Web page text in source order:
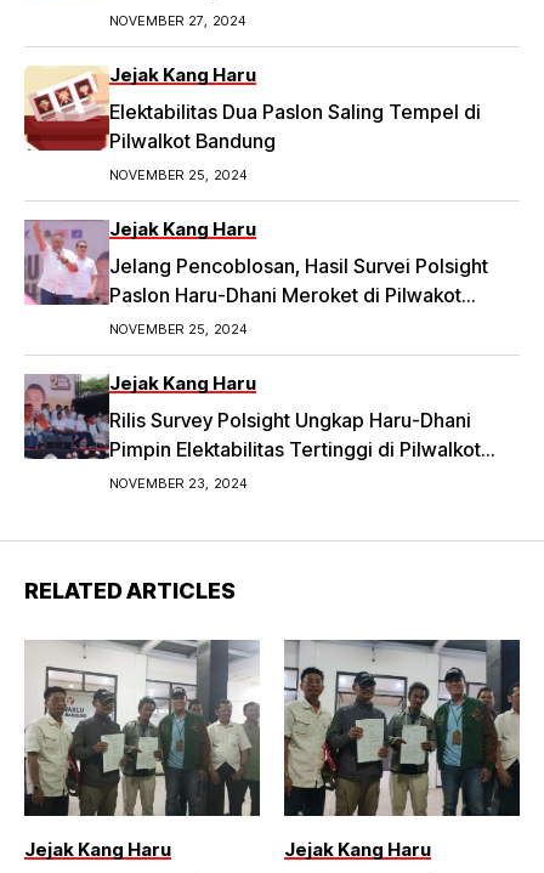
money-politic-ke-bawaslu-segini-nominalnya.
NOVEMBER 27, 2024
Jejak Kang Haru
Elektabilitas Dua Paslon Saling Tempel di
Pilwalkot Bandung
NOVEMBER 25, 2024
Jejak Kang Haru
Jelang Pencoblosan, Hasil Survei Polsight
Paslon Haru-Dhani Meroket di Pilwakot
Bandung
NOVEMBER 25, 2024
Jejak Kang Haru
Rilis Survey Polsight Ungkap Haru-Dhani
Pimpin Elektabilitas Tertinggi di Pilwalkot
Bandung 2024
NOVEMBER 23, 2024
RELATED ARTICLES
Jejak Kang Haru Jejak Kang Haru